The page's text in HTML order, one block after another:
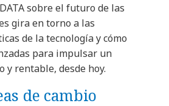
sobre el futuro de las
gira en torno a las
de la tecnología y cómo
para impulsar un
y rentable, desde hoy.
de cambio